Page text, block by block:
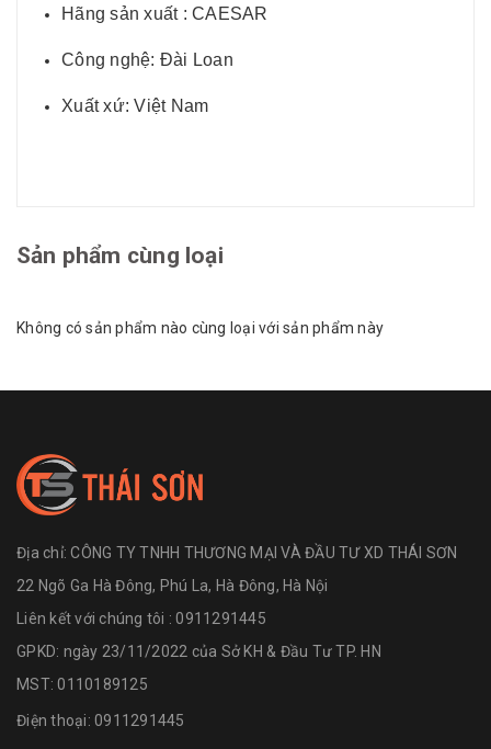
Hãng sản xuất : CAESAR
Công nghệ: Đài Loan
Xuất xứ: Việt Nam
Sản phẩm cùng loại
Không có sản phẩm nào cùng loại với sản phẩm này
Địa chỉ:CÔNG TY TNHH THƯƠNG MẠI VÀ ĐẦU TƯ XD THÁI SƠN
22 Ngõ Ga Hà Đông, Phú La, Hà Đông, Hà Nội
Liên kết với chúng tôi : 0911291445
GPKD: ngày 23/11/2022 của Sở KH & Đầu Tư TP. HN
MST: 0110189125
Điện thoại: 0911291445